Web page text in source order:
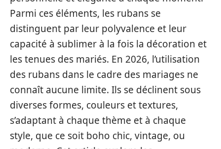
Parmi ces éléments, les rubans se
distinguent par leur polyvalence et leur
capacité à sublimer à la fois la décoration et
les tenues des mariés. En 2026, l’utilisation
des rubans dans le cadre des mariages ne
connaît aucune limite. Ils se déclinent sous
diverses formes, couleurs et textures,
s’adaptant à chaque thème et à chaque
style, que ce soit boho chic, vintage, ou